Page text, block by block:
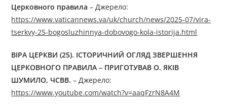
Церковного правила– Джерелo:
https://www.vaticannews.va/uk/church/news/2025-07/vira-
tserkvy-25-bogosluzhinnya-dobovogo-kola-istorija.html
ВІРА ЦЕРКВИ (25). ІСТОРИЧНИЙ ОГЛЯД ЗВЕРШЕННЯ
ЦЕРКОВНОГО ПРАВИЛА – ПРИГОТУВАВ О. ЯКІВ
ШУМИЛО, ЧСВВ.– Джерелo:
https://www.youtube.com/watch?v=aaqFzrN8A4M